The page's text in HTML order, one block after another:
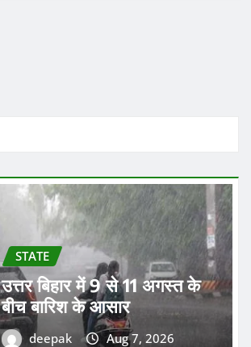
STATE
उत्तर बिहार में 9 से 11 अगस्त के
बीच बारिश के आसार
deepak Aug 7, 2026